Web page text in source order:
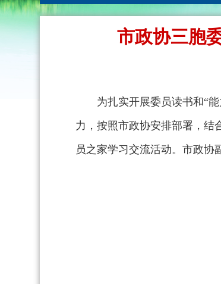
市政协三胞
为扎实开展委员读书和“
力，按照市政协安排部署，结
员之家学习交流活动。市政协